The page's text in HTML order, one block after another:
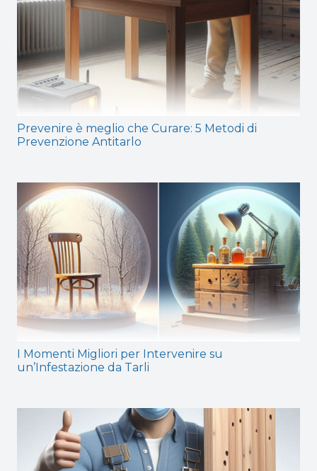
Prevenire è meglio che Curare: 5 Metodi di
Prevenzione Antitarlo
I Momenti Migliori per Intervenire su
un’Infestazione da Tarli